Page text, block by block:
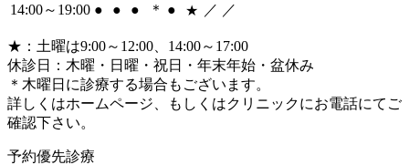
14:00～19:00 ● ● ● ＊ ● ★ ／ ／
★ ：土曜は9:00～12:00、14:00～17:00
休診日：木曜・日曜・祝日・年末年始・盆休み
＊ 木曜日に診療する場合もございます。
詳しくはホームページ、もしくはクリニックにお電話にてご
確認下さい。
予約優先診療